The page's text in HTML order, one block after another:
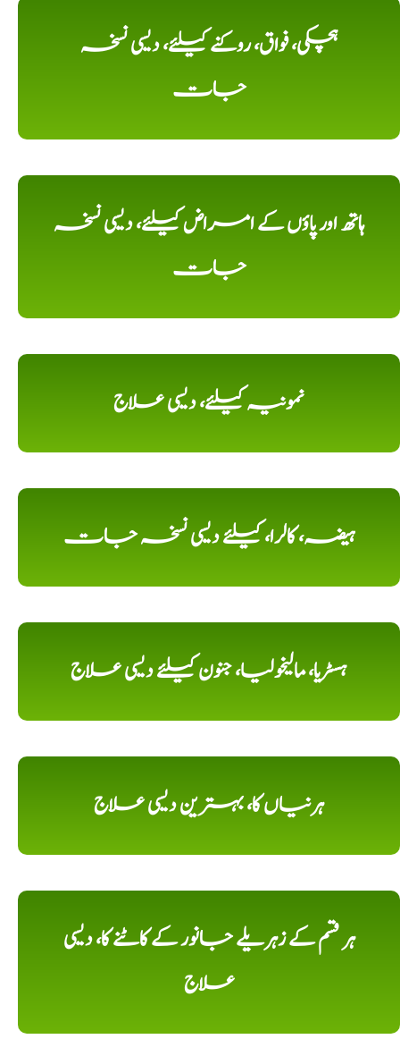
ہچکی، فواق، روکنے کیلئے، دیسی نسخہ
جات
ہاتھ اور پاؤں کے امراض کیلئے، دیسی نسخہ
جات
نمونیہ کیلئے، دیسی علاج
ہیضہ، کالرا، کیلئے دیسی نسخہ جات
ہسٹریا، مالیخولیا، جنون کیلئے دیسی علاج
ہرنیاں کا، بہترین دیسی علاج
ہر قسم کے زہریلے جانور کے کاٹنے کا، دیسی
علاج